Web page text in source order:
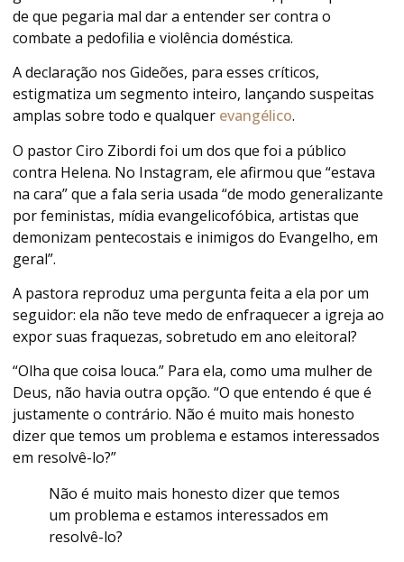
de que pegaria mal dar a entender ser contra o
combate a pedofilia e violência doméstica.
A declaração nos Gideões, para esses críticos,
estigmatiza um segmento inteiro, lançando suspeitas
amplas sobre todo e qualquer evangélico.
O pastor Ciro Zibordi foi um dos que foi a público
contra Helena. No Instagram, ele afirmou que “estava
na cara” que a fala seria usada “de modo generalizante
por feministas, mídia evangelicofóbica, artistas que
demonizam pentecostais e inimigos do Evangelho, em
geral”.
A pastora reproduz uma pergunta feita a ela por um
seguidor: ela não teve medo de enfraquecer a igreja ao
expor suas fraquezas, sobretudo em ano eleitoral?
“Olha que coisa louca.” Para ela, como uma mulher de
Deus, não havia outra opção. “O que entendo é que é
justamente o contrário. Não é muito mais honesto
dizer que temos um problema e estamos interessados
em resolvê-lo?”
Não é muito mais honesto dizer que temos
um problema e estamos interessados em
resolvê-lo?